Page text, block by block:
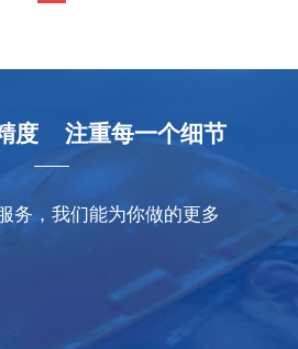
度 注重每一个细节
务，我们能为你做的更多